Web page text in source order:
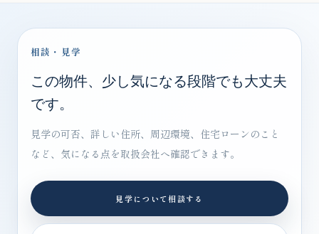
相談・見学
この物件、少し気になる段階でも大丈夫
です。
見学の可否、詳しい住所、周辺環境、住宅ローンのこと
など、気になる点を取扱会社へ確認できます。
見学について相談する